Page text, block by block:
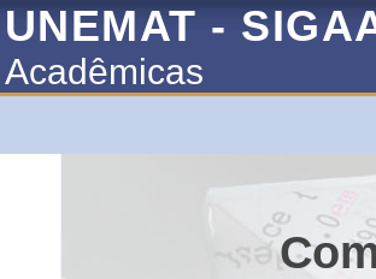
UNEMAT -
Acadêmicas